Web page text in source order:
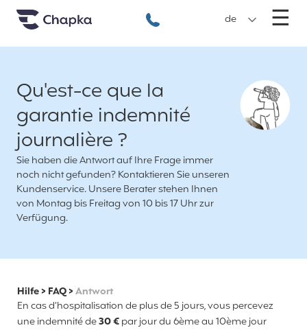
Chapka travel Insurance
+49 89 3803 5256
de ☰
Qu'est-ce que la
garantie indemnité
journalière ?
Sie haben die Antwort auf Ihre Frage immer
noch nicht gefunden? Kontaktieren Sie unseren
Kundenservice. Unsere Berater stehen Ihnen
von Montag bis Freitag von 10 bis 17 Uhr zur
Verfügung.
Hilfe> FAQ>Antwort
En cas d’hospitalisation de plus de 5 jours, vous percevez
une indemnité de30 €par jour du 6ème au 10ème jour